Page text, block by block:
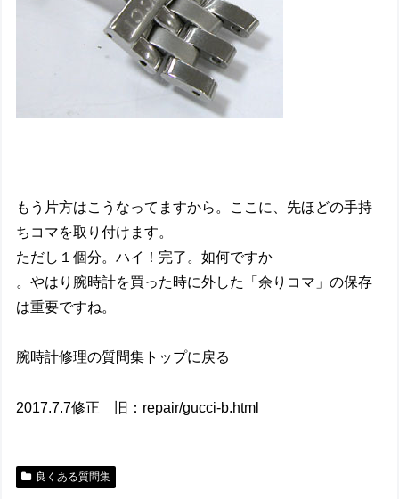
もう片方はこうなってますから。ここに、先ほどの手持
ちコマを取り付けます。
ただし１個分。ハイ！完了。如何ですか
。やはり腕時計を買った時に外した「余りコマ」の保存
は重要ですね。
腕時計修理の質問集トップに戻る
2017.7.7修正 旧：repair/gucci-b.html
良くある質問集